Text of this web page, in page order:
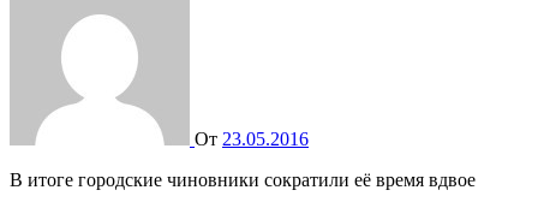
От 23.05.2016
В итоге городские чиновники сократили её время вдвое